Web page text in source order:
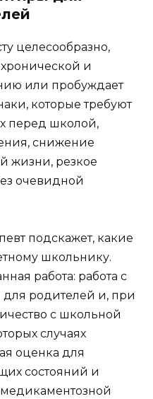
целесообразно,
хронической и
или пробуждает
которые требуют
перед школой,
снижение
жизни, резкое
очевидной
подскажет, какие
школьнику.
работа: работа с
для родителей и, при
с школьной
случаях
оценка для
состояний и